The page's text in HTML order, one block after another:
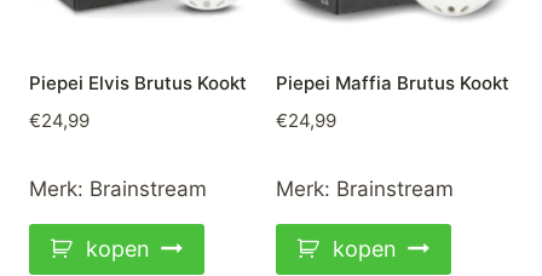
Piepei Elvis Brutus Kookt
€24,99
Merk: Brainstream
kopen
Piepei Maffia Brutus Kookt
€24,99
Merk: Brainstream
kopen